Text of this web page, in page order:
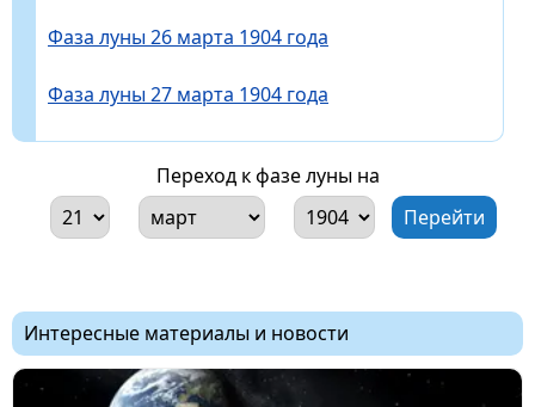
Фаза луны 26 марта 1904 года
Фаза луны 27 марта 1904 года
Переход к фазе луны на
Интересные материалы и новости